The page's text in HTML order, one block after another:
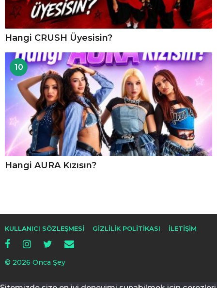
Hangi CRUSH Üyesisin?
10
Hangi AURA Kızısın?
KULLANICI SÖZLEŞMESI GIZLILIK POLITIKASI İLETIŞIM
© 2026 Onca Şey